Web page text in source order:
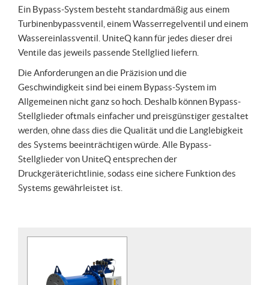
Ein Bypass-System besteht standardmäßig aus einem
Turbinenbypassventil, einem Wasserregelventil und einem
Wassereinlassventil. UniteQ kann für jedes dieser drei
Ventile das jeweils passende Stellglied liefern.
Die Anforderungen an die Präzision und die
Geschwindigkeit sind bei einem Bypass-System im
Allgemeinen nicht ganz so hoch. Deshalb können Bypass-
Stellglieder oftmals einfacher und preisgünstiger gestaltet
werden, ohne dass dies die Qualität und die Langlebigkeit
des Systems beeinträchtigen würde. Alle Bypass-
Stellglieder von UniteQ entsprechen der
Druckgeräterichtlinie, sodass eine sichere Funktion des
Systems gewährleistet ist.